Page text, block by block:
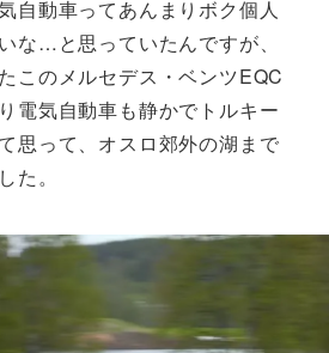
自動車ってあんまりボク個人
な…と思っていたんですが、
このメルセデス・ベンツEQC
電気自動車も静かでトルキー
思って、オスロ郊外の湖まで
た。